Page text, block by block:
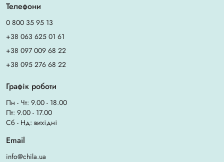
Телефони
0 800 35 95 13
+38 063 625 01 61
+38 097 009 68 22
+38 095 276 68 22
Графік роботи
Пн - Чт: 9.00 - 18.00
Пт: 9.00 - 17.00
Сб - Нд: вихідні
Email
info@chila.ua